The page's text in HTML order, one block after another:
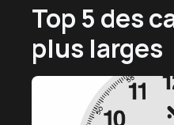
Top 5 des
plus larges